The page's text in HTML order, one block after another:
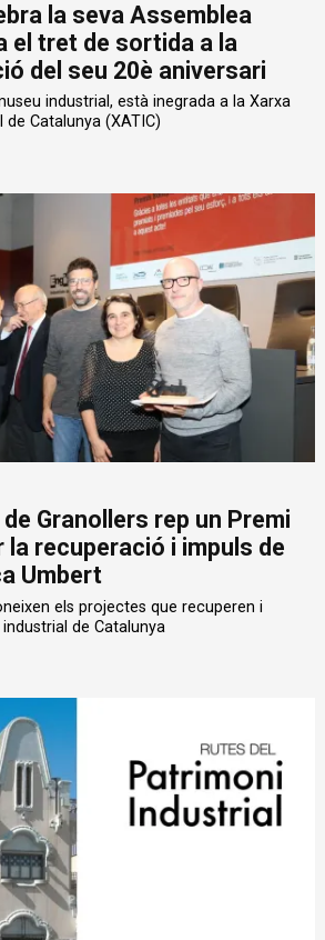
la seva Assemblea
el tret de sortida a la
del seu 20è aniversari
industrial, està inegrada a la Xarxa
Catalunya (XATIC)
de Granollers rep un Premi
la recuperació i impuls de
Umbert
els projectes que recuperen i
de Catalunya